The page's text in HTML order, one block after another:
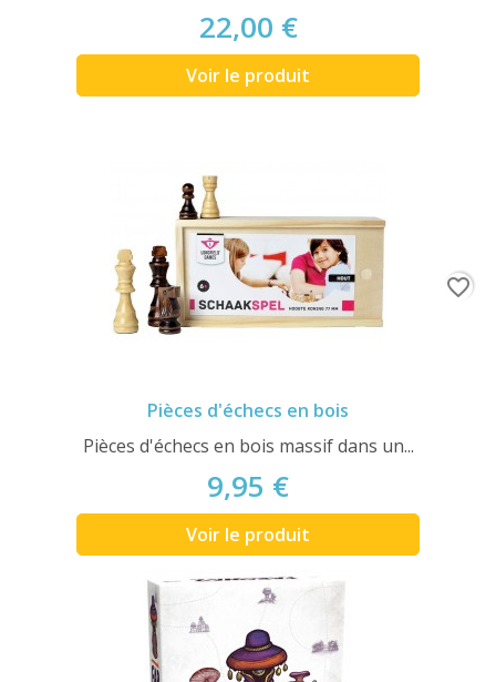
22,00 €
Voir le produit
Pièces d'échecs en bois
Pièces d'échecs en bois massif dans un...
9,95 €
Voir le produit
favorite_border